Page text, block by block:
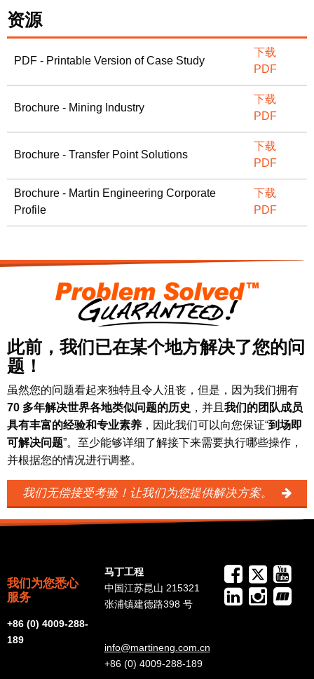
资源
PDF - Printable Version of Case Study
下载
PDF
Brochure - Mining Industry
下载
PDF
Brochure - Transfer Point Solutions
下载
PDF
Brochure - Martin Engineering Corporate
Profile
下载
PDF
此前，我们已在某个地方解决了您的问
题！
虽然您的问题看起来独特且令人沮丧，但是，因为我们拥有
70 多年解决世界各地类似问题的历史 ，并且 我们的团队成员
具有丰富的经验和专业素养 ，因此我们可以向您保证“到场即
可解决问题”。至少能够详细了解接下来需要执行哪些操作，
并根据您的情况进行调整。
我们无偿接受考验！让我们为您提供解决方案。
我们为您悉心
服务
+86 (0) 4009-288-
189
马丁工程
中国江苏昆山 215321
张浦镇建德路398 号
info@martineng.com.cn
+86 (0) 4009-288-189